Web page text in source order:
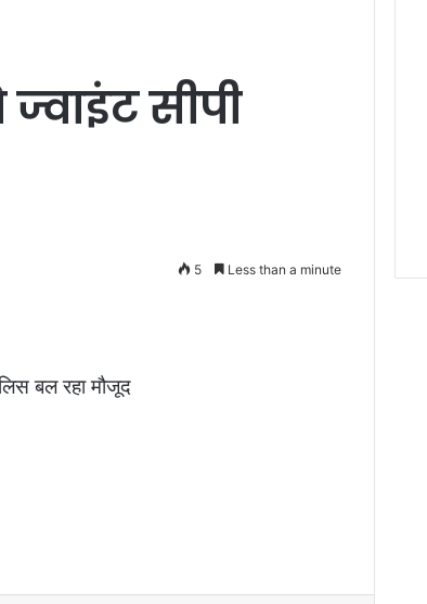
ज्वाइंट सीपी
5 Less than a minute
बल रहा मौजूद